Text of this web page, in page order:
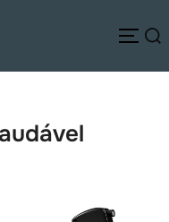
Pesquisar